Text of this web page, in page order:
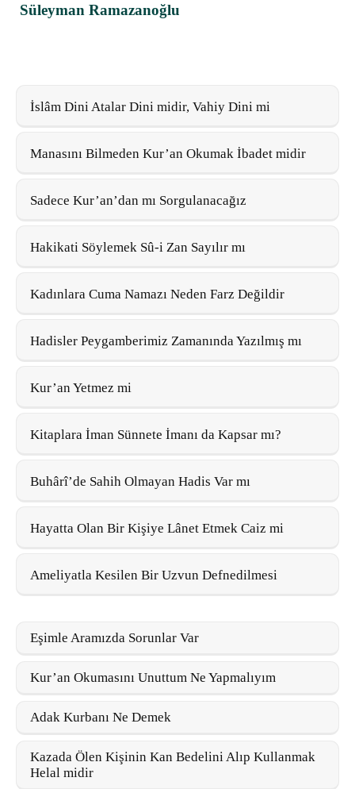
Süleyman Ramazanoğlu
İslâm Dini Atalar Dini midir, Vahiy Dini mi
Manasını Bilmeden Kur’an Okumak İbadet midir
Sadece Kur’an’dan mı Sorgulanacağız
Hakikati Söylemek Sû-i Zan Sayılır mı
Kadınlara Cuma Namazı Neden Farz Değildir
Hadisler Peygamberimiz Zamanında Yazılmış mı
Kur’an Yetmez mi
Kitaplara İman Sünnete İmanı da Kapsar mı?
Buhârî’de Sahih Olmayan Hadis Var mı
Hayatta Olan Bir Kişiye Lânet Etmek Caiz mi
Ameliyatla Kesilen Bir Uzvun Defnedilmesi
Eşimle Aramızda Sorunlar Var
Kur’an Okumasını Unuttum Ne Yapmalıyım
Adak Kurbanı Ne Demek
Kazada Ölen Kişinin Kan Bedelini Alıp Kullanmak
Helal midir